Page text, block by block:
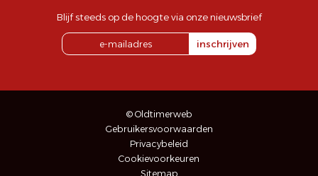
Blijf steeds op de hoogte via onze nieuwsbrief
inschrijven
© Oldtimerweb
Gebruikersvoorwaarden
Privacybeleid
Cookievoorkeuren
Sitemap